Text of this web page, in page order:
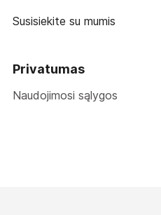
Susisiekite su mumis
Privatumas
Naudojimosi sąlygos